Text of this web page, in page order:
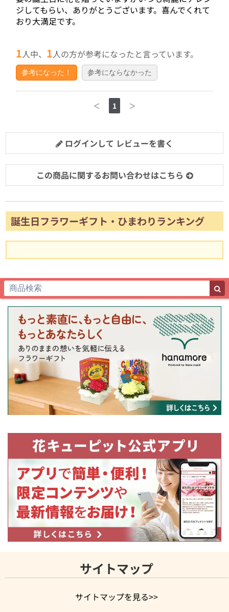
ジしてもらい、ありがとうございます。喜んでくれて
おり大満足です。
1人中、 1人の方が参考になったと言っています。
参考になった！ 参考にならなかった
＜ 1 ＞
ログインして レビューを書く
この商品に関するお問い合わせはこちら
誕生日フラワーギフト・ひまわりランキング
サイトマップ
サイトマップを見る>>